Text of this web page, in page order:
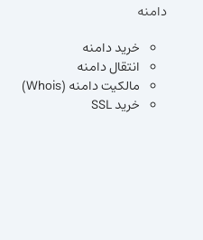
دامنه
خرید دامنه
انتقال دامنه
مالکیت دامنه (Whois)
خرید SSL